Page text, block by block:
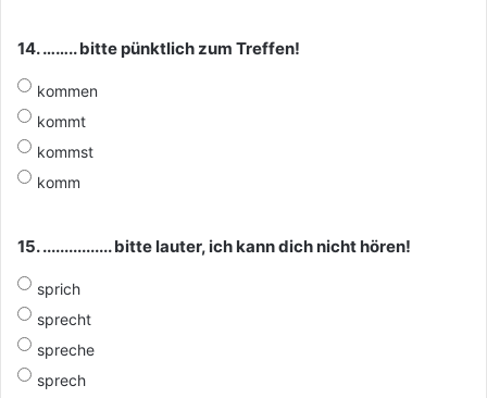
14. …….. bitte pünktlich zum Treffen!
kommen
kommt
kommst
komm
15. ................ bitte lauter, ich kann dich nicht hören!
sprich
sprecht
spreche
sprech